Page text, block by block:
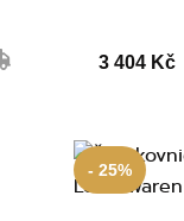
3 404 Kč
- 25%